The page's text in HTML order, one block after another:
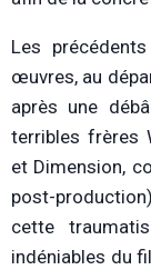
Les
œuvres, au
après une
terribles frères
et Dimension,
post-
cette
indéniables du